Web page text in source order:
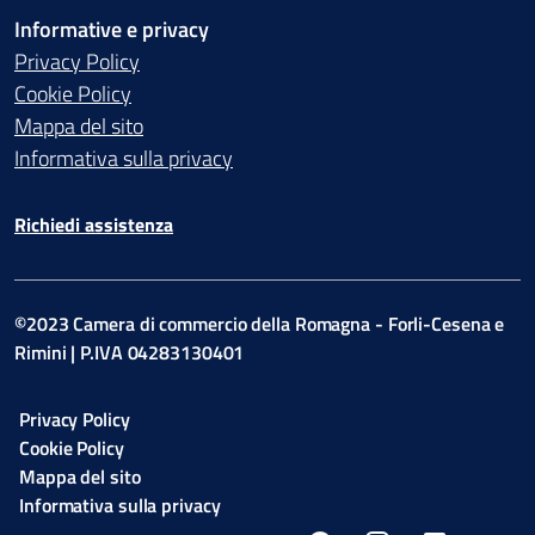
Informative e privacy
Privacy Policy
Cookie Policy
Mappa del sito
Informativa sulla privacy
Richiedi assistenza
©2023 Camera di commercio della Romagna - Forli-Cesena e
Rimini | P.IVA 04283130401
Privacy Policy
Cookie Policy
Mappa del sito
Informativa sulla privacy